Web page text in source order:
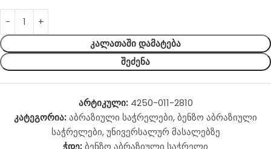
ᲙᲐᲚᲐᲗᲐᲨᲘ ᲓᲐᲛᲐᲢᲔᲑᲐ
ᲨᲔᲫᲔᲜᲐ
არტიკული: 4250-011-2810
კატეგორია: აბრაზიული საჭრელები,ბენზო აბრაზიული
საჭრელები, უნივერსალურ მასალებზე
ჭდე: ბენზო აბრაზიული საჭრელი